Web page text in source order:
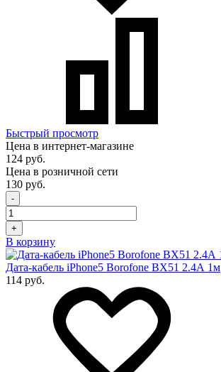
Быстрый просмотр
Цена в интернет-магазине
124 руб.
Цена в розничной сети
130 руб.
-
+
В корзину
Дата-кабель iPhone5 Borofone BX51 2.4А 1м
114 руб.